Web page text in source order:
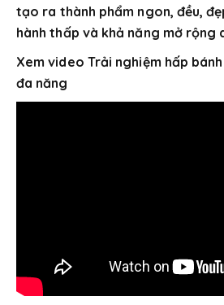
tạo ra thành phẩm ngon, đều,
hành thấp và khả năng mở rộng
Xem video Trải nghiệm hấp
đa năng